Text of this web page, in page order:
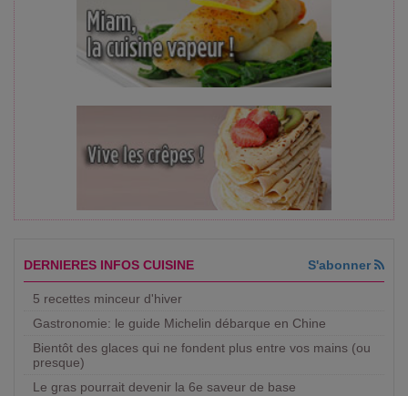
DERNIERES INFOS CUISINE S'abonner
5 recettes minceur d'hiver
Gastronomie: le guide Michelin débarque en Chine
Bientôt des glaces qui ne fondent plus entre vos mains (ou
presque)
Le gras pourrait devenir la 6e saveur de base